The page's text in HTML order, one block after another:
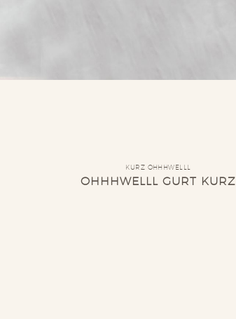
KURZ OHHHWELLL
OHHHWELLL GURT KURZ